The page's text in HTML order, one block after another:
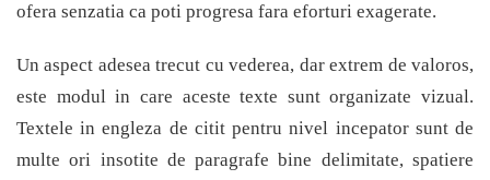
ofera senzatia ca poti progresa fara eforturi exagerate.
Un aspect adesea trecut cu vederea, dar extrem de valoros,
este modul in care aceste texte sunt organizate vizual.
Textele in engleza de citit pentru nivel incepator sunt de
multe ori insotite de paragrafe bine delimitate, spatiere